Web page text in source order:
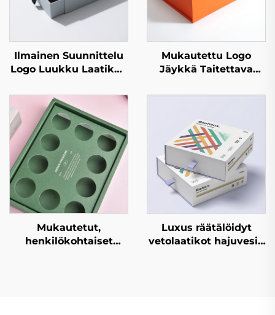
Ilmainen Suunnittelu
Logo Luukku Laatikko
Muotoinen Pakkaus
Korkeatasoinen Kraft-
paperi Laatikko
Täyspainatus
Lahjalaatikot
Hajuvesilaatikot
Pakkaamiseen
Mukautettu Logo
Jäykkä Taitettava
Paperilaatikko Luxus
Pakkauslahjalaatikko
Mukautetut,
henkilökohtaiset
Luxus räätälöidyt
vetolaatikot hajuvesi-,